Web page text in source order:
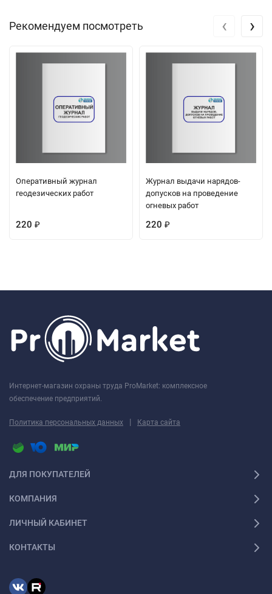
Рекомендуем посмотреть
Оперативный журнал
геодезических работ
220 ₽
Журнал выдачи нарядов-
допусков на проведение
огневых работ
220 ₽
‹ ›
Интернет-магазин охраны труда ProMarket: комплексное
обеспечение предприятий.
Политика персональных данных | Карта сайта
ДЛЯ ПОКУПАТЕЛЕЙ
КОМПАНИЯ
ЛИЧНЫЙ КАБИНЕТ
КОНТАКТЫ